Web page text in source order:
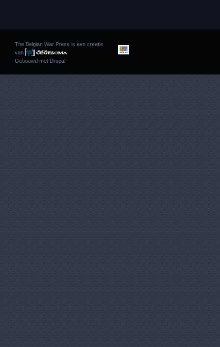
The Belgian War Press is een creatie
van
Gebouwd met Drupal